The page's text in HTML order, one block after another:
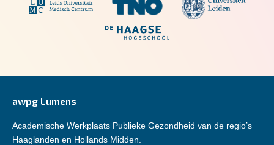
awpg Lumens
Academische Werkplaats Publieke Gezondheid van de regio’s
Haaglanden en Hollands Midden.